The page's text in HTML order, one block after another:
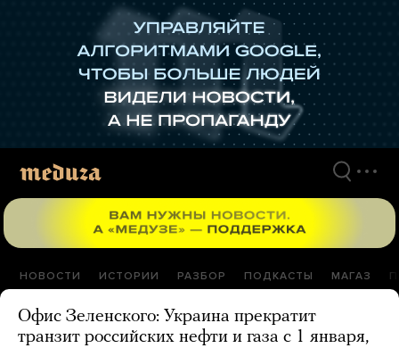
НОВОСТИ ИСТОРИИ РАЗБОР ПОДКАСТЫ МАГАЗ
Офис Зеленского: Украина прекратит
транзит российских нефти и газа с 1 января,